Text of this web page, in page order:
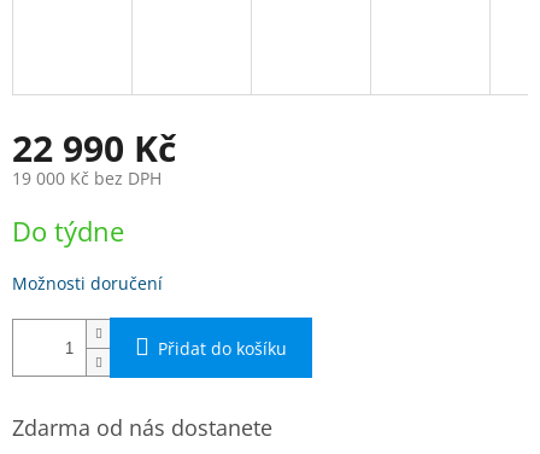
22 990 Kč
19 000 Kč bez DPH
cena:
Do týdne
Možnosti doručení
Přidat do košíku
Zdarma od nás dostanete